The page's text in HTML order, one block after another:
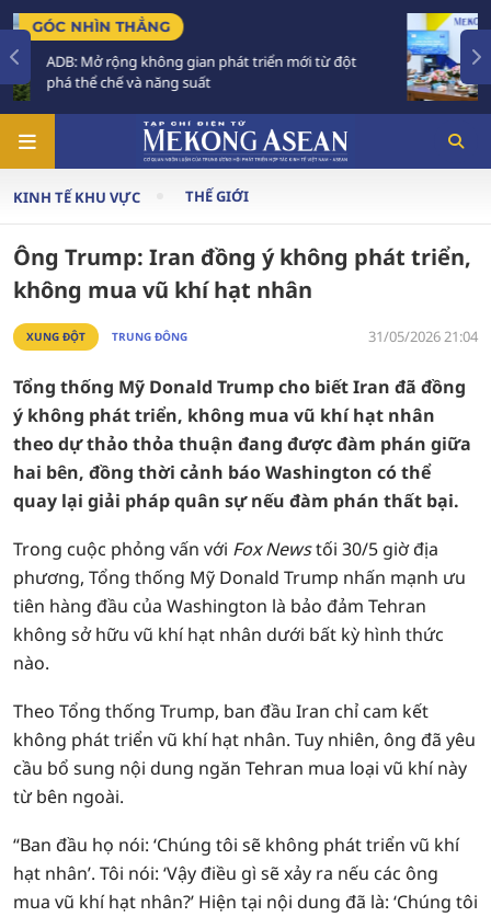
từ đột
Tăng trưởng trong không gian phát triển
Phải xây dựng thực lực đủ mạnh
KINH TẾ KHU VỰC THẾ GIỚI
Ông Trump: Iran đồng ý không phát triển,
không mua vũ khí hạt nhân
XUNG ĐỘT TRUNG ĐÔNG 31/05/2026 21:04
Tổng thống Mỹ Donald Trump cho biết Iran đã đồng
ý không phát triển, không mua vũ khí hạt nhân
theo dự thảo thỏa thuận đang được đàm phán giữa
hai bên, đồng thời cảnh báo Washington có thể
quay lại giải pháp quân sự nếu đàm phán thất bại.
Trong cuộc phỏng vấn với Fox Newstối 30/5 giờ địa
phương, Tổng thống Mỹ Donald Trump nhấn mạnh ưu
tiên hàng đầu của Washington là bảo đảm Tehran
không sở hữu vũ khí hạt nhân dưới bất kỳ hình thức
nào.
Theo Tổng thống Trump, ban đầu Iran chỉ cam kết
không phát triển vũ khí hạt nhân. Tuy nhiên, ông đã yêu
cầu bổ sung nội dung ngăn Tehran mua loại vũ khí này
từ bên ngoài.
“Ban đầu họ nói: ‘Chúng tôi sẽ không phát triển vũ khí
hạt nhân’. Tôi nói: ‘Vậy điều gì sẽ xảy ra nếu các ông
mua vũ khí hạt nhân?’ Hiện tại nội dung đã là: ‘Chúng tôi